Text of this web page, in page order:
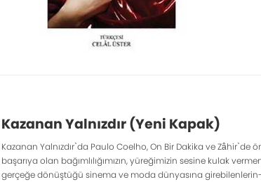
Kazanan Yalnızdır (Yeni Kapak)
Kazanan Yalnızdır`da Paulo Coelho, On Bir Dakika ve
başarıya olan bağımlılığımızın, yüreğimizin sesine kulak
gerçeğe dönüştüğü sinema ve moda dünyasına girebilenlerin-